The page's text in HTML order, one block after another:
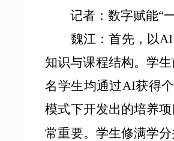
记者：数字赋能“
魏江：首先，以
知识与课程结构。学
名学生均通过AI获得
模式下开发出的培养
常重要。学生修满学